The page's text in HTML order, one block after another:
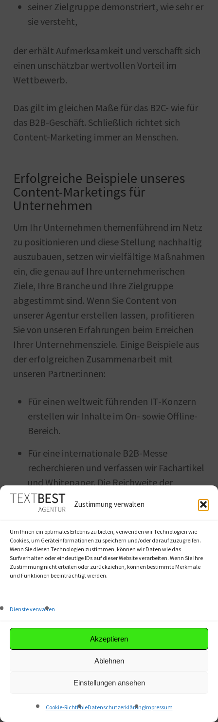
Zustimmung verwalten
Um Ihnen ein optimales Erlebnis zu bieten, verwenden wir Technologien wie
Cookies, um Geräteinformationen zu speichern und/oder darauf zuzugreifen.
Wenn Sie diesen Technologien zustimmen, können wir Daten wie das
Surfverhalten oder eindeutige IDs auf dieser Website verarbeiten. Wenn Sie Ihre
Zustimmung nicht erteilen oder zurückziehen, können bestimmte Merkmale
und Funktionen beeinträchtigt werden.
Dienste verwalten
Akzeptieren
Ablehnen
Einstellungen ansehen
Cookie-RichtlinieDatenschutzerklärungImpressum
seiner Zielgruppe demonstriert, wie sehr er
sie versteht,
der erhält Aufmerksamkeit und verschafft sich
einen unschätzbar wertvollen Vorteil im
Wettbewerb.
Das gilt im gleichen Maße für das B2C- wie für
das B2B-Geschäft. Schließlich richtet sich
Content-Marketing immer an Menschen.
Erfolgreiche Beispiele unseres
Content-Marketings für
Unternehmen
Um Ihr Unternehmen themenführend im Netz
zu positionieren und diese Stellung nachhaltig
auszubauen, setzen wir vielfältige Maßnahmen
ein, die genau auf Ihre unternehmerischen
Ziele, Ihre Branche und Ihre Zielgruppe
abgestimmt sind. Wenn Sie Content von
unserer Agentur erstellen lassen, profitieren
Sie von unseren Erfahrungen beim Erreichen
Ihrer Unternehmensziele. Einige Beispiele aus
der erfolgreichen Zusammenarbeit mit
unseren Partner:innen:
Für einen weltweit führenden IT-Konzern
erstellen wir Inhalte im On- sowie Offline-
Bereich.
Für eine internationale B2B-Messe
recherchieren und verfassen wir Fachartikel
und Whitepaper. Die Reichweite der
publizierten Inhalte maximieren wir durch
Newsletter- sowie Social-Media-Marketing.
Erfolgsanalysen der ergriffenen
Maßnahmen auf.
Für ein führendes deutsches Finanzinstitut
um Unternehmensgründung und -
kleine und mittelständische Unternehmen.
Für ein Versicherungsunternehmen, das
Versicherungsratgeber aufsetzt,
recherchieren wir performante Keywords